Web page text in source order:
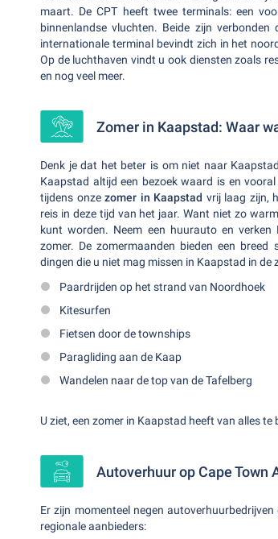
maart. De CPT heeft twee terminals: een
binnenlandse vluchten. Beide zijn
internationale terminal bevindt zich in het
Op de luchthaven vindt u ook diensten zoals
en nog veel meer.
Zomer in Kaapstad: Waar
Denk je dat het beter is om niet naar
Kaapstad altijd een bezoek waard is en
tijdens onzezomer in Kaapstad vrij laag zijn,
reis in deze tijd van het jaar. Want niet zo
kunt worden. Neem een huurauto en
zomer. De zomermaanden bieden een
dingen die u niet mag missen in Kaapstad in de
Paardrijden op het strand van Noordhoek
Kitesurfen
Fietsen door de townships
Paragliding aan de Kaap
Wandelen naar de top van de Tafelberg
U ziet, een zomer in Kaapstad heeft van alles te
Autoverhuur op Cape Town
Er zijn momenteel negen
regionale aanbieders: